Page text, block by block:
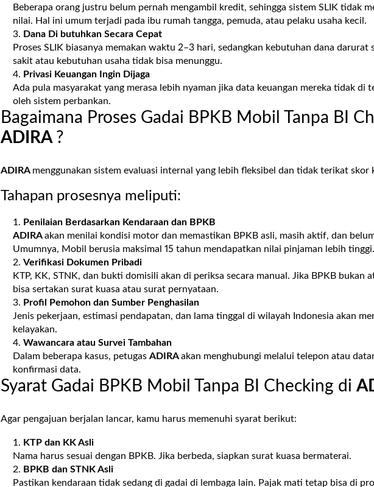
Beberapa orang justru belum pernah mengambil kredit, sehingga sistem SLIK tidak
nilai. Hal ini umum terjadi pada ibu rumah tangga, pemuda, atau pelaku usaha kecil.
Dana Di butuhkan Secara Cepat
Proses SLIK biasanya memakan waktu 2–3 hari, sedangkan kebutuhan dana darurat
sakit atau kebutuhan usaha tidak bisa menunggu.
Privasi Keuangan Ingin Dijaga
Ada pula masyarakat yang merasa lebih nyaman jika data keuangan mereka tidak di
oleh sistem perbankan.
Bagaimana Proses Gadai BPKB Mobil Tanpa BI
ADIRA ?
ADIRA menggunakan sistem evaluasi internal yang lebih fleksibel dan tidak terikat skor
Tahapan prosesnya meliputi:
Penilaian Berdasarkan Kendaraan dan BPKB
ADIRAakan menilai kondisi motor dan memastikan BPKB asli, masih aktif, dan
Umumnya, Mobil berusia maksimal 15 tahun mendapatkan nilai pinjaman lebih
Verifikasi Dokumen Pribadi
KTP, KK, STNK, dan bukti domisili akan di periksa secara manual. Jika BPKB bukan
bisa sertakan surat kuasa atau surat pernyataan.
Profil Pemohon dan Sumber Penghasilan
Jenis pekerjaan, estimasi pendapatan, dan lama tinggal di wilayah Indonesia akan
kelayakan.
Wawancara atau Survei Tambahan
Dalam beberapa kasus, petugasADIRAakan menghubungi melalui telepon atau
konfirmasi data.
Syarat Gadai BPKB Mobil Tanpa BI Checking di
Agar pengajuan berjalan lancar, kamu harus memenuhi syarat berikut:
KTP dan KK Asli
Nama harus sesuai dengan BPKB. Jika berbeda, siapkan surat kuasa bermaterai.
BPKB dan STNK Asli
Pastikan kendaraan tidak sedang di gadai di lembaga lain. Pajak mati tetap bisa di